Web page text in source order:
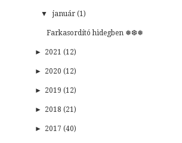
▼ január (1)
Farkasordító hidegben ❅❆❅
► 2021 (12)
► 2020 (12)
► 2019 (12)
► 2018 (21)
► 2017 (40)